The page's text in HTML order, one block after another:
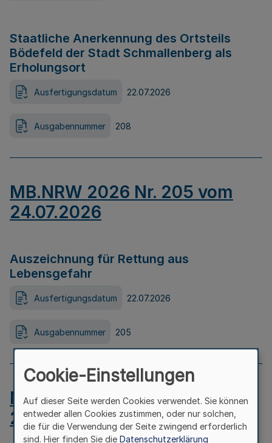
Staatliche Anerkennung des Ortsteils
Bödefeld der Stadt Schmallenberg als
Erholungsort
Ausfertigungsdatum 22.07.2026
Ausgabennummer 208
MB.NRW 2026 Nr. 205 vom
24.07.2026
Auszeichnung für Rettung aus
Lebensgefahr
Ausfertigungsdatum 22.07.2026
Ausgabennummer 205
MB.NRW 2026 Nr. 204 vom
24.07.2026
Cookie-Einstellungen
Auf dieser Seite werden Cookies verwendet. Sie können
entweder allen Cookies zustimmen, oder nur solchen,
die für die Verwendung der Seite zwingend erforderlich
sind. Hier finden Sie die Datenschutzerklärung